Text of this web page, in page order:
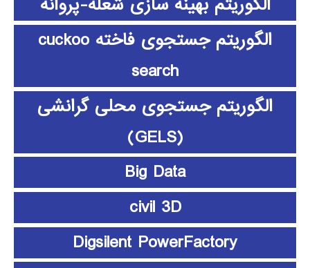
الگوریتم جستجوی فاخته cuckoo
search
الگوریتم جستجوی محلی گرانشی
(GELS)
Big Data
civil 3D
Digsilent PowerFactory